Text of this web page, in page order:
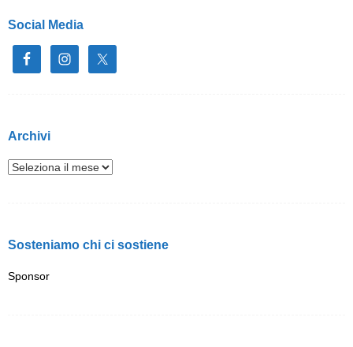
Social Media
Archivi
Sosteniamo chi ci sostiene
Sponsor